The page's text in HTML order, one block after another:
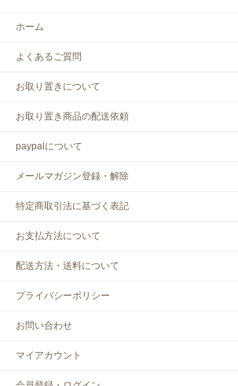
ホーム
よくあるご質問
お取り置きについて
お取り置き商品の配送依頼
paypalについて
メールマガジン登録・解除
特定商取引法に基づく表記
お支払方法について
配送方法・送料について
プライバシーポリシー
お問い合わせ
マイアカウント